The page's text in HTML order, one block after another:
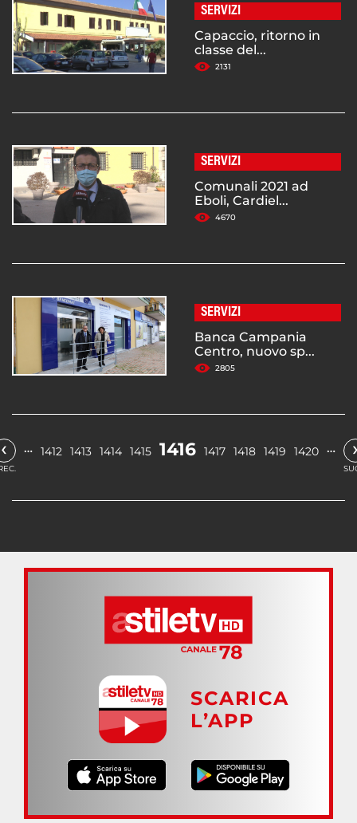
SERVIZI
Capaccio, ritorno in
classe del...
2131
SERVIZI
Comunali 2021 ad
Eboli, Cardiel...
4670
SERVIZI
Banca Campania
Centro, nuovo sp...
2805
‹ … 1412 1413 1414 1415 1416 1417 1418 1419 1420 …
SCARICA
L’APP